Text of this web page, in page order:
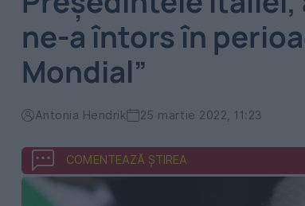
ne-a întors în
Mondial”
Antonia Hendrik 25 martie 2022, 11:23
COMENTEAZĂ ȘTIREA